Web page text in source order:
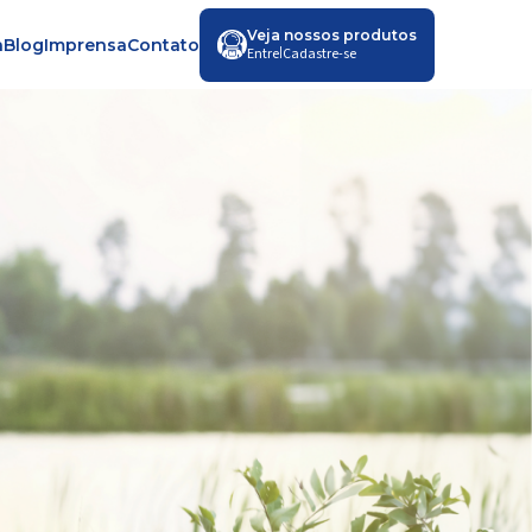
BlogImprensaContato Veja nossos produtos
Entre|Cadastre-se